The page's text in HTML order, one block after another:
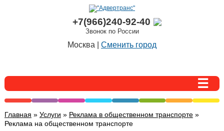
+7(966)240-92-40
Звонок по России
Москва | Сменить город
Главная » Услуги » Реклама в общественном транспорте»
Реклама на общественном транспорте